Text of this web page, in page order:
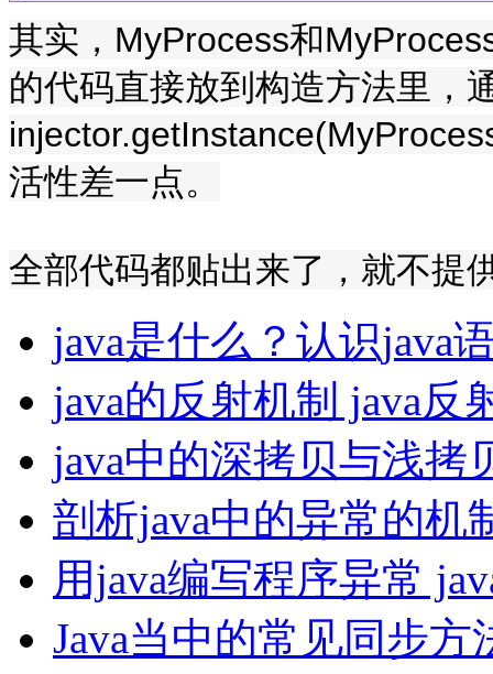
其实，MyProcess和
的代码直接放到构造方法里，
活性差一点。
全部代码都贴出来了，就不提
java是什么？认识java
java的反射机制 java反
java中的深拷贝与浅拷
剖析java中的异常的机
用java编写程序异常
Java当中的常见同步方